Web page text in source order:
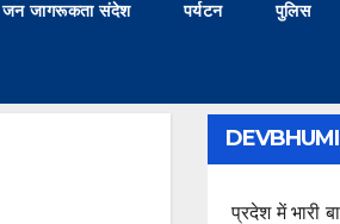
जन जागरूकता संदेश पर्यटन पुलिस
प्रदेश में भारी